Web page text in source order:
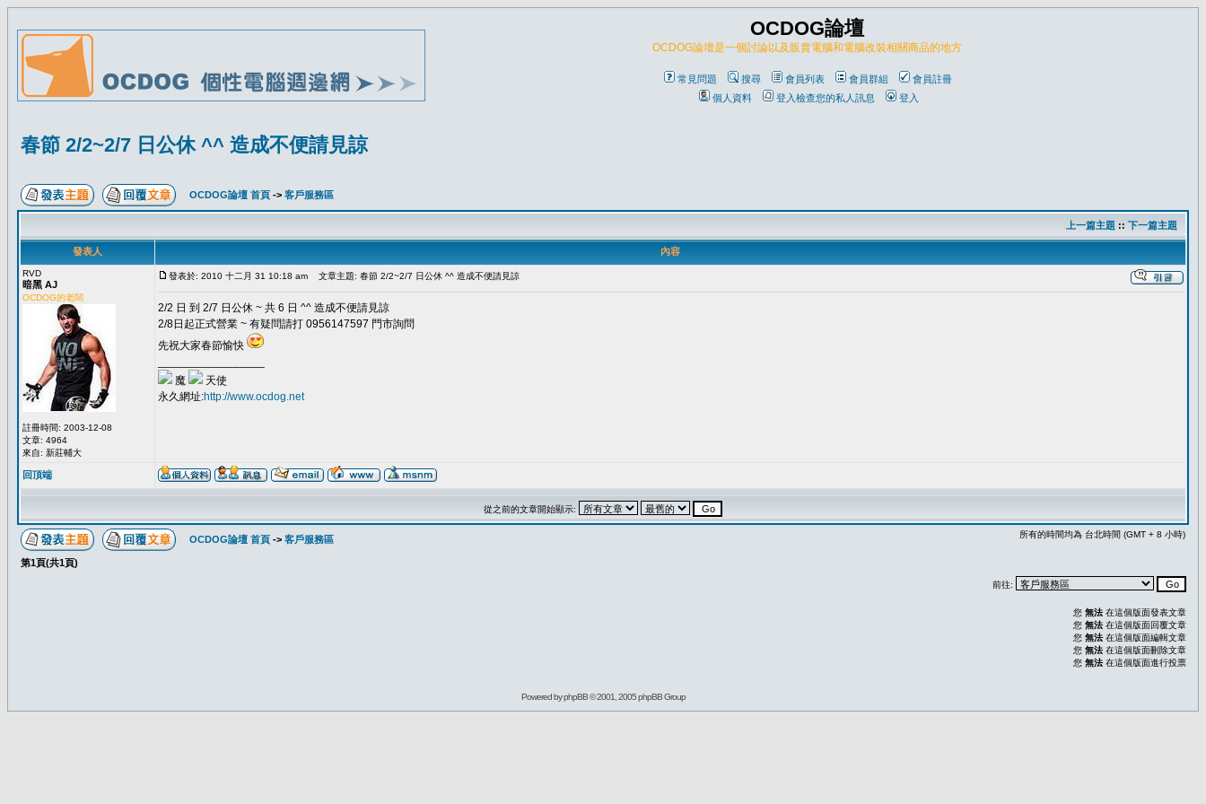
OCDOG論壇
OCDOG論壇是一個討論以及販賣電腦和電腦改裝相關商品的地方
常見問題 搜尋 會員列表 會員群組
會員註冊
個人資料
登入檢查您的私人訊息 登入
春節 2/2~2/7 日公休 ^^ 造成不便請見諒
OCDOG論壇 首頁 -> 客戶服務區
上一篇主題 :: 下一篇主題
發表人 內容
RVD
暗黑 AJ
OCDOG的老闆
註冊時間: 2003-12-08
文章: 4964
來自: 新莊輔大
發表於: 2010 十二月 31 10:18 am 文章主題: 春節 2/2~2/7 日公休 ^^ 造成不便請見諒
2/2 日 到 2/7 日公休 ~ 共 6 日 ^^ 造成不便請見諒
2/8日起正式營業 ~ 有疑問請打 0956147597 門市詢問
先祝大家春節愉快
魔
天使
永久網址:http://www.ocdog.net
回頂端
從之前的文章開始顯示:
OCDOG論壇 首頁 -> 客戶服務區 所有的時間均為 台北時間 (GMT + 8 小時)
第1頁(共1頁)
前往:
您 無法 在這個版面發表文章
您 無法 在這個版面回覆文章
您 無法 在這個版面編輯文章
您 無法 在這個版面刪除文章
您 無法 在這個版面進行投票
Powered byphpBB© 2001, 2005 phpBB Group